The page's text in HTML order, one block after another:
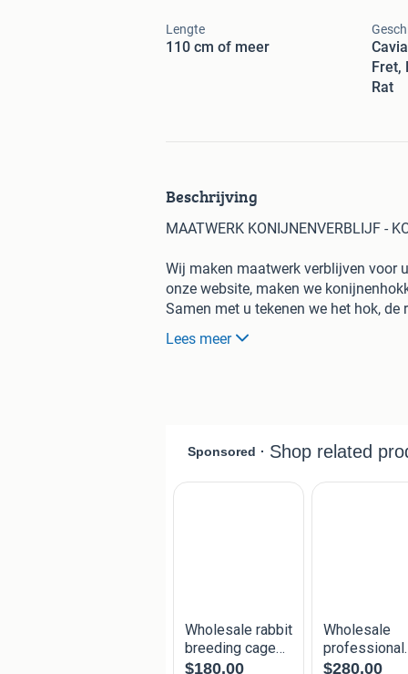
Lengte
110 cm of meer
Fret,
Rat
Beschrijving
MAATWERK KONIJNENVERBLIJF -
Wij maken maatwerk verblijven voor
onze website, maken we
Samen met u tekenen we het hok,
- De nachthokken hebben eenBODEM
- Het dak is bedekt met A-klasse
Een groot aantal van onze
te halen in Lunteren. Ook kunnen
op aanvraag.
Lees meer